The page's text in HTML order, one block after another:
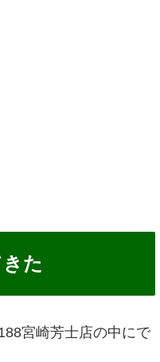
た
宮崎芳士店の中にで